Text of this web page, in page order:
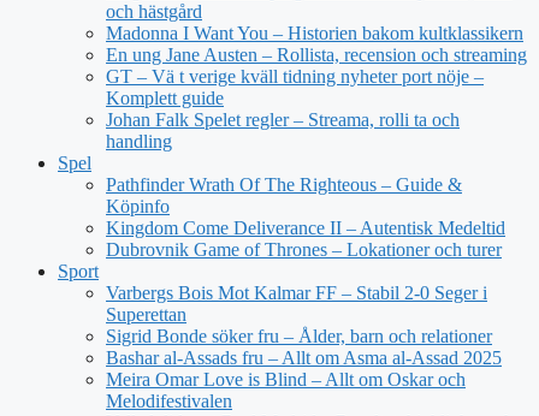
och hästgård
Madonna I Want You – Historien bakom kultklassikern
En ung Jane Austen – Rollista, recension och streaming
GT – Vä t verige kväll tidning nyheter port nöje –
Komplett guide
Johan Falk Spelet regler – Streama, rolli ta och
handling
Spel
Pathfinder Wrath Of The Righteous – Guide &
Köpinfo
Kingdom Come Deliverance II – Autentisk Medeltid
Dubrovnik Game of Thrones – Lokationer och turer
Sport
Varbergs Bois Mot Kalmar FF – Stabil 2-0 Seger i
Superettan
Sigrid Bonde söker fru – Ålder, barn och relationer
Bashar al-Assads fru – Allt om Asma al-Assad 2025
Meira Omar Love is Blind – Allt om Oskar och
Melodifestivalen